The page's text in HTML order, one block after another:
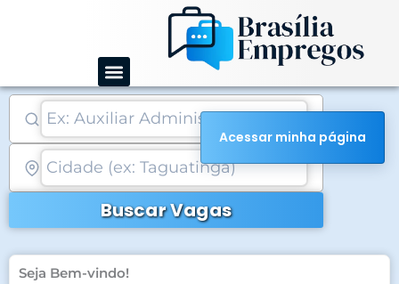
conteúdo
Buscar Vagas
Seja Bem-vindo!
Acessar minha página